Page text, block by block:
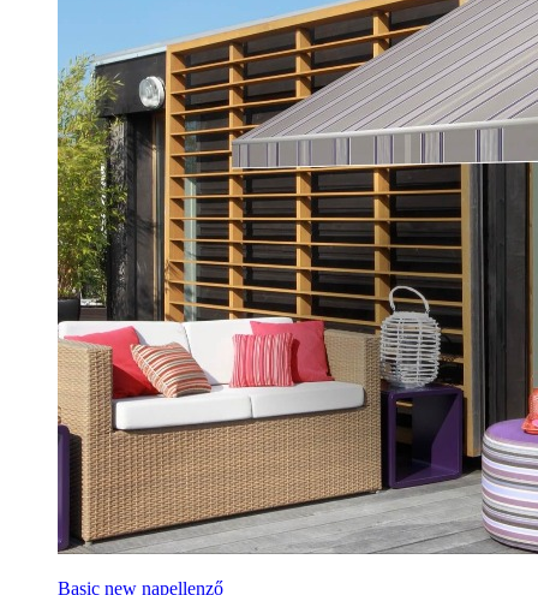
Basic new napellenző